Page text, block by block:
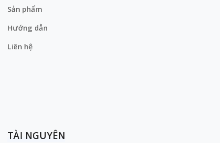
Sản phẩm
Hướng dẫn
Liên hệ
TÀI NGUYÊN